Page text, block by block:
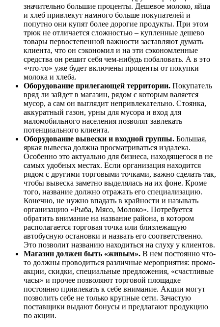
значительно большие проценты. Дешевое молоко, яйца
и хлеб привлекут намного больше покупателей и
попутно они купят более дорогие продукты. При этом
трюк не отличается сложностью – купленные дешево
товары первостепенной важности заставляют думать
клиента, что он сэкономил и на эти сэкономленные
средства он решит себя чем-нибудь побаловать. А в это
«что-то» уже будет включены проценты от покупки
молока и хлеба.
Оборудование прилегающей территории. Покупатель
вряд ли зайдет в магазин, рядом с которым валяется
мусор, а сам он выглядит непривлекательно. Стоянка,
аккуратный газон, урны для мусора и вход для
маломобильного населения позволят завлекать
потенциального клиента.
Оборудование вывески и входной группы. Большая,
яркая вывеска должна просматриваться издалека.
Особенно это актуально для бизнеса, находящегося в не
самых удобных местах. Если организация находится
рядом с другими торговыми точками, важно сделать так,
чтобы вывеска заметно выделялась на их фоне. Кроме
того, название должно отражать его специализацию.
Конечно, не нужно впадать в крайности и называть
организацию «Рыба, Мясо, Молоко». Потребуется
обратить внимание на название района, в котором
располагается торговая точка или близлежащую
автобусную остановки и назвать его соответственно.
Это позволит названию находиться на слуху у клиентов.
Магазин должен быть «живым». В нем постоянно что-
то должны проводиться различные мероприятия: промо-
акции, скидки, специальные предложения, «счастливые
часы» и прочее позволяют торговой площадке
постоянно привлекать к себе внимание. Акции могут
позволить себе не только крупные сети. Зачастую
поставщики выдают бонусы и предлагают продукцию
по акции.